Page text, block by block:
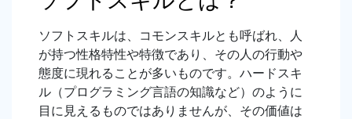
ソフトスキルは、コモンスキルとも呼ばれ、人
が持つ性格特性や特徴であり、その人の行動や
態度に現れることが多いものです。ハードスキ
ル（プログラミング言語の知識など）のように
目に見えるものではありませんが、その価値は